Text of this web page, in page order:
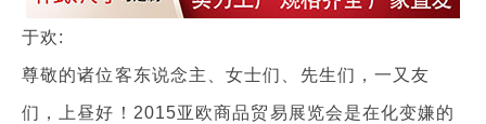
于欢:
尊敬的诸位客东说念主、女士们、先生们，一又友
们，上昼好！2015亚欧商品贸易展览会是在化变嫌的